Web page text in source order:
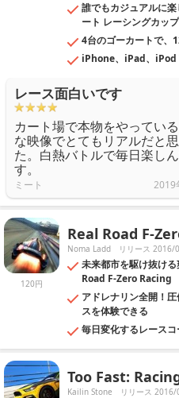
誰でもカジュアルに
ート レーシングカップ
4台のゴーカートで、
iPhone、iPad、iPod
レース面白いです
カート場で本物をやってい
な映像でとてもリアルだと
た。白熱バトルで毎日楽し
す。
ミート 2019
120円
Real Road F-
Noma Ladd リリース 2016/
未来都市を駆け抜け
Road F-Zero Racing
アドレナリン全開！
スを体験できる
毎日変化するレース
Too Fast:
Kailin Stone リリース